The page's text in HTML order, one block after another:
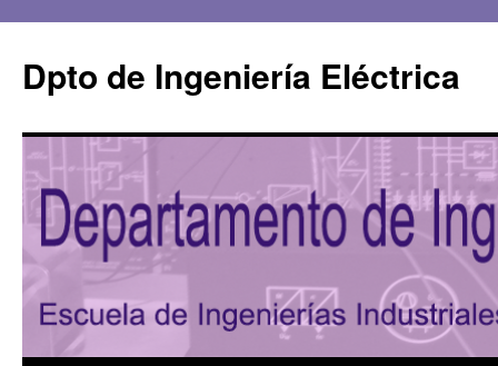
contenido
Dpto de Ingeniería Eléctrica